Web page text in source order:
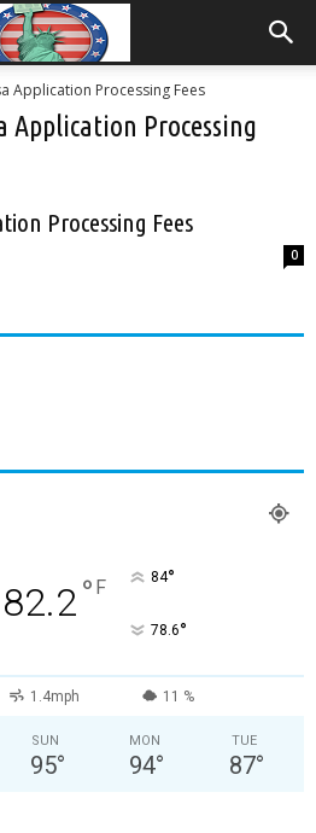
Application Processing Fees
Application Processing
Processing Fees
0
82.2° F 84°
78.6°
1.4mph 11 %
SUN
95°
MON
94°
TUE
87°